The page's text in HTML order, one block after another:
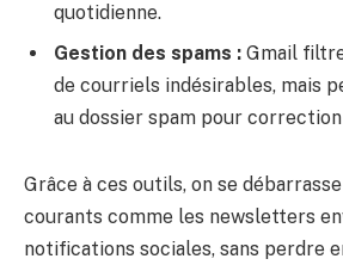
quotidienne.
Gestion des spams : Gmail
de courriels indésirables, mais
au dossier spam pour
Grâce à ces outils, on se
courants comme les newsletters
notifications sociales, sans perdre